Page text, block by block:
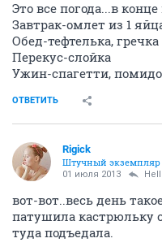
Это все погода...в
Завтрак-омлет из 1
Обед-тефтелька, гречка
Перекус-слойка
Ужин-спагетти,
ОТВЕТИТЬ
Rigick
Штучный экземпляр
01 июля 2013
вот-вот..весь день
патушила кастрюльку
туда подъедала.